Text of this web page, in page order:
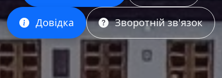
Довідка Зворотній зв'язок